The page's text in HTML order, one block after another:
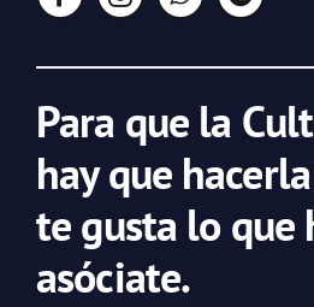
Para que la
hay que
te gusta lo que
asóciate.